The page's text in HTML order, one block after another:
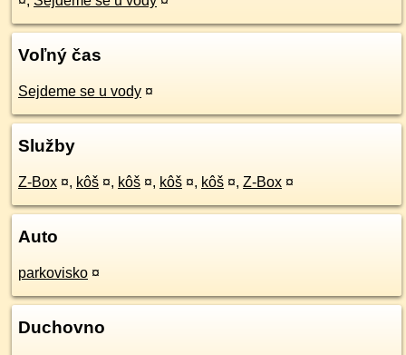
Voľný čas
Sejdeme se u vody ¤
Služby
Z-Box ¤, kôš ¤, kôš ¤, kôš ¤, kôš ¤, Z-Box ¤
Auto
parkovisko ¤
Duchovno